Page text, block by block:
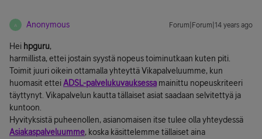
A Anonymous Forum|Forum|14 years ago
Hei hpguru,
harmillista, ettei jostain syystä nopeus toiminutkaan kuten piti.
Toimit juuri oikein ottamalla yhteyttä Vikapalveluumme, kun
huomasit etteiADSL-palvelukuvauksessa mainittu nopeuskriteeri
täyttynyt. Vikapalvelun kautta tällaiset asiat saadaan selvitettyä ja
kuntoon.
Hyvityksistä puheenollen, asianomaisen itse tulee olla yhteydessä
Asiakaspalveluumme, koska käsittelemme tällaiset aina